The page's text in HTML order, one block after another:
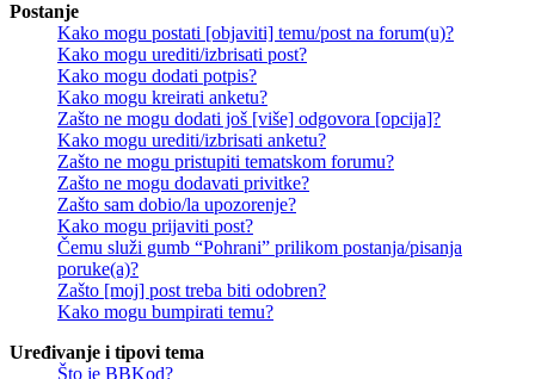
Postanje
Kako mogu postati [objaviti] temu/post na forum(u)?
Kako mogu urediti/izbrisati post?
Kako mogu dodati potpis?
Kako mogu kreirati anketu?
Zašto ne mogu dodati još [više] odgovora [opcija]?
Kako mogu urediti/izbrisati anketu?
Zašto ne mogu pristupiti tematskom forumu?
Zašto ne mogu dodavati privitke?
Zašto sam dobio/la upozorenje?
Kako mogu prijaviti post?
Čemu služi gumb “Pohrani” prilikom postanja/pisanja
poruke(a)?
Zašto [moj] post treba biti odobren?
Kako mogu bumpirati temu?
Uređivanje i tipovi tema
Što je BBKod?